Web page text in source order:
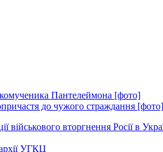
Пантелеймона [фото]
до чужого страждання [фото]
військового вторгнення Росії в
УГКЦ